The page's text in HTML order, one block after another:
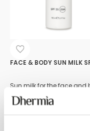
FACE & BODY SUN MILK
Sun milk for the face and